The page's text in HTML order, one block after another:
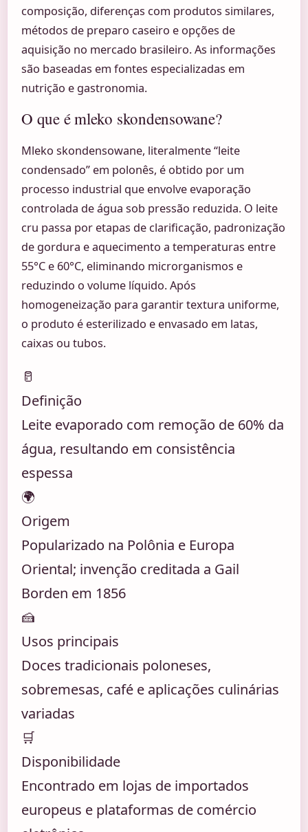
composição, diferenças com produtos similares,
métodos de preparo caseiro e opções de
aquisição no mercado brasileiro. As informações
são baseadas em fontes especializadas em
nutrição e gastronomia.
O que é mleko skondensowane?
Mleko skondensowane, literalmente “leite
condensado” em polonês, é obtido por um
processo industrial que envolve evaporação
controlada de água sob pressão reduzida. O leite
cru passa por etapas de clarificação, padronização
de gordura e aquecimento a temperaturas entre
55°C e 60°C, eliminando microrganismos e
reduzindo o volume líquido. Após
homogeneização para garantir textura uniforme,
o produto é esterilizado e envasado em latas,
caixas ou tubos.
🥛
Definição
Leite evaporado com remoção de 60% da
água, resultando em consistência
espessa
🌍
Origem
Popularizado na Polônia e Europa
Oriental; invenção creditada a Gail
Borden em 1856
🍰
Usos principais
Doces tradicionais poloneses,
sobremesas, café e aplicações culinárias
variadas
🛒
Disponibilidade
Encontrado em lojas de importados
europeus e plataformas de comércio